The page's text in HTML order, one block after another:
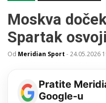
Moskva
Spartak
Od Meridian Sport - 24.05.2026
Pratite
Google-u